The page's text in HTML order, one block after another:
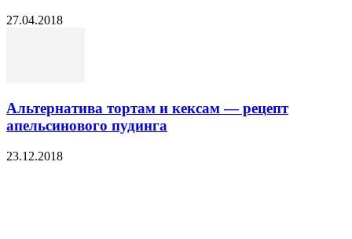
27.04.2018
Альтернатива тортам и кексам — рецепт
апельсинового пудинга
23.12.2018